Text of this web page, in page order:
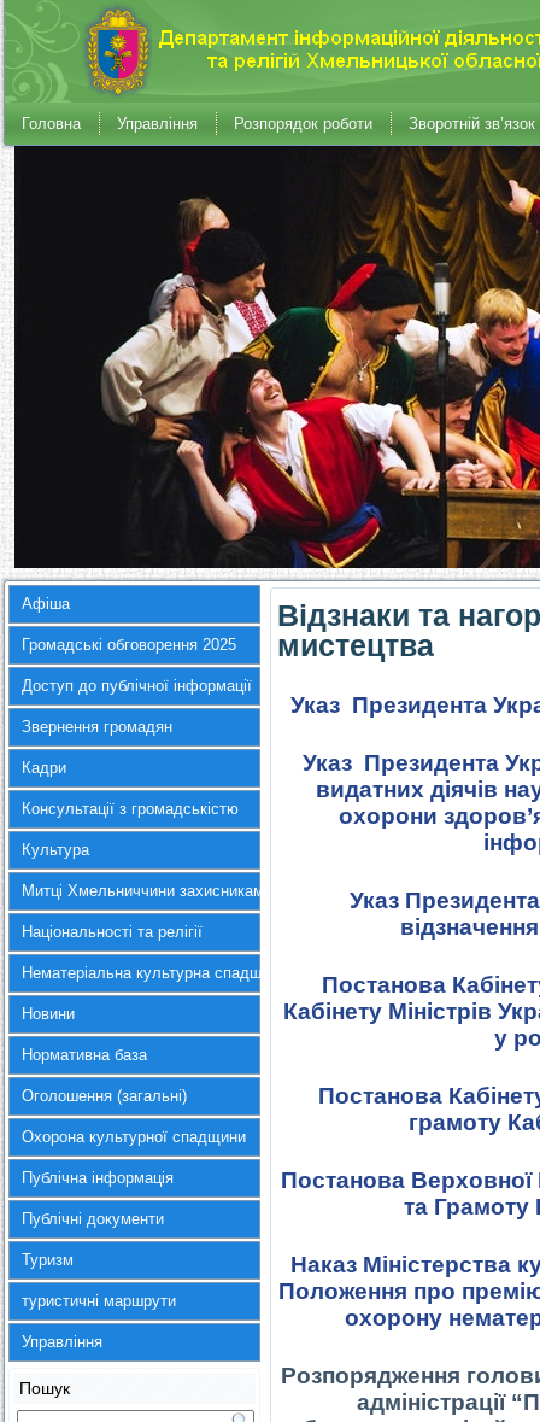
Головна Управління Розпорядок роботи Зворотній зв’язок
Афіша
Громадські обговорення 2025
Доступ до публічної інформації
Звернення громадян
Кадри
Консультації з громадськістю
Культура
Митці Хмельниччини захисникам України
Національності та релігії
Нематеріальна культурна спадщина
Новини
Нормативна база
Оголошення (загальні)
Охорона культурної спадщини
Публічна інформація
Публічні документи
Туризм
туристичні маршрути
Управління
Пошук
Відзнаки та
мистецтва
Указ Президента
Указ Президента
видатних діячів
охорони
Указ
Постанова
Кабінету Міністрів
у
Постанова
грамоту
ПостановаВерховної
та Грамоту
Наказ Міністерства
Положення про
охорону
Розпорядження
адміністрації